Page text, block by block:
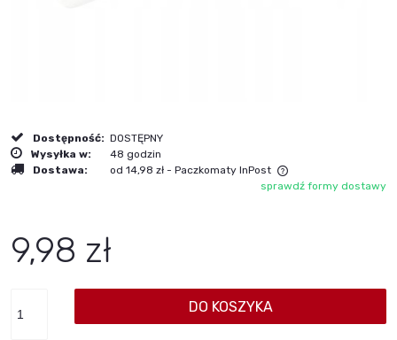
Dostępność: DOSTĘPNY
Wysyłka w:
48 godzin
Dostawa:
od 14,98 zł - Paczkomaty InPost
Cena nie zawiera ewentualnych kosztów płatnościsprawdź formy dostawy
9,98 zł
DO KOSZYKA